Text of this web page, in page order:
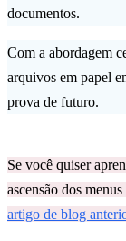
documentos.
Com a abordagem
arquivos em papel
prova de futuro.
Se você quiser
ascensão dos
artigo de blog